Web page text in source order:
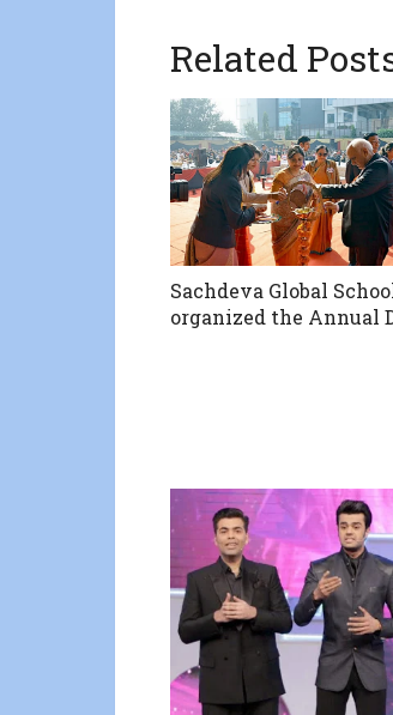
Related
Sachdeva Global
organized the Annual